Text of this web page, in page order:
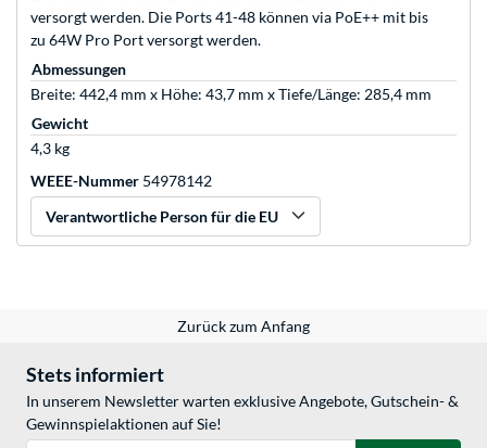
versorgt werden. Die Ports 41-48 können via PoE++ mit bis
zu 64W Pro Port versorgt werden.
Abmessungen
Breite: 442,4 mm x Höhe: 43,7 mm x Tiefe/Länge: 285,4 mm
Gewicht
4,3 kg
WEEE-Nummer 54978142
Verantwortliche Person für die EU
Zurück zum Anfang
Stets informiert
In unserem Newsletter warten exklusive Angebote, Gutschein- &
Gewinnspielaktionen auf Sie!